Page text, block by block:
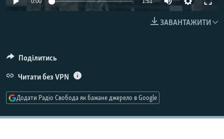
МУЛЬТИМЕДІА
ПОДКАСТИ
КРИМ РЕАЛІЇ
РУС
УКР
Auto
ЗАВАНТАЖИТИ
Поділитись
Читати без VPN
Додати Радіо Свобода як бажане джерело в Google